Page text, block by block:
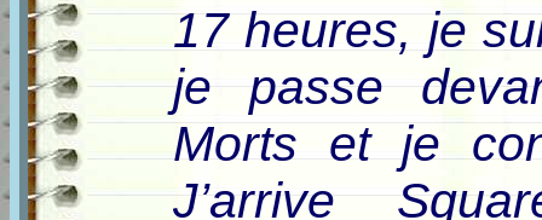
17 heures, je
je passe
Morts et je
J’arrive